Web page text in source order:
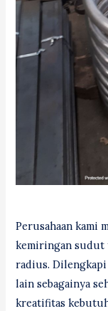
Perusahaan kami
kemiringan sudut
radius. Dilengkapi
lain sebagainya
kreatifitas